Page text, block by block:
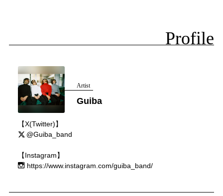
Profile
Artist
Guiba
【X(Twitter)】
@Guiba_band
【Instagram】
https://www.instagram.com/guiba_band/